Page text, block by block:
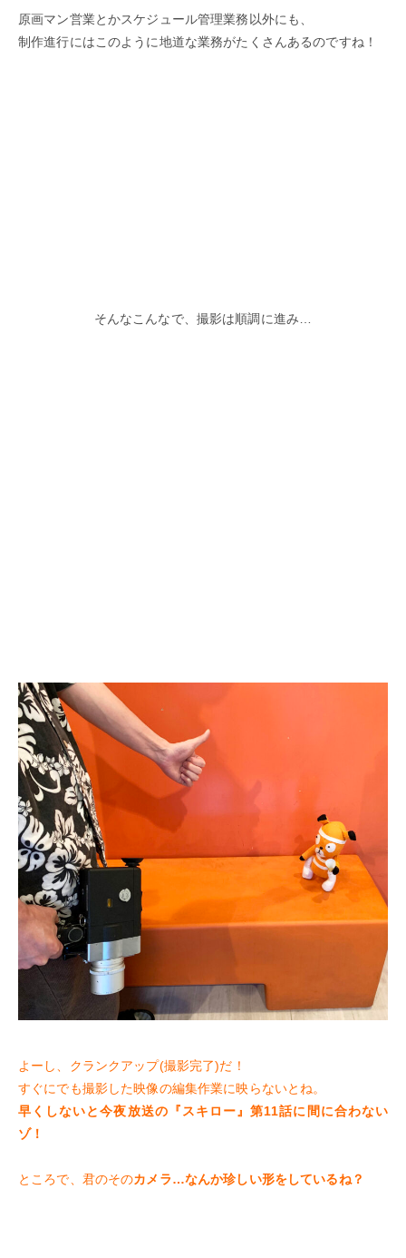
原画マン営業とかスケジュール管理業務以外にも、
制作進行にはこのように地道な業務がたくさんあるのですね！
そんなこんなで、撮影は順調に進み…
よーし、クランクアップ(撮影完了)だ！
すぐにでも撮影した映像の編集作業に映らないとね。
早くしないと今夜放送の『スキロー』第11話に間に合わない
ゾ！
ところで、君のそのカメラ…なんか珍しい形をしているね？